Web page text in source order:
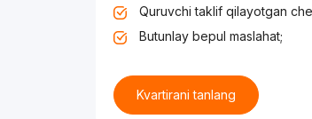
Quruvchi taklif qilayotgan
Butunlay bepul maslahat;
Kvartirani tanlang